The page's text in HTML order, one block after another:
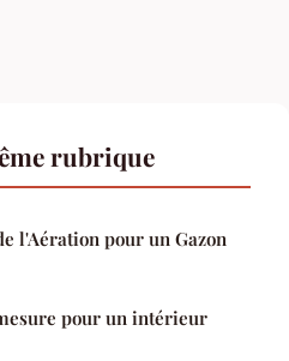
rubrique
l'Aération pour un Gazon
pour un intérieur